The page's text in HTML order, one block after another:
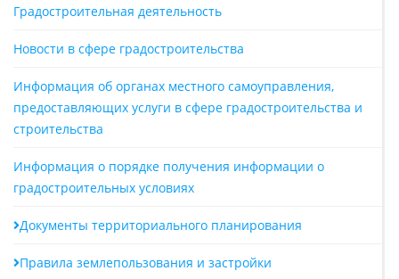
Градостроительная деятельность
Новости в сфере градостроительства
Информация об органах местного самоуправления,
предоставляющих услуги в сфере градостроительства и
строительства
Информация о порядке получения информации о
градостроительных условиях
Документы территориального планирования
Правила землепользования и застройки